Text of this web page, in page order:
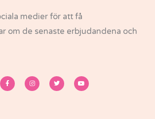
medier för att få
om de senaste erbjudandena och
a
c
e
n
s
t
w
i
t
o
u
t